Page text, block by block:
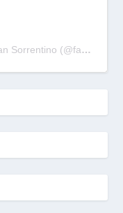
Una publicación compartida de Fabian Sorrentino (@fabiansonria)